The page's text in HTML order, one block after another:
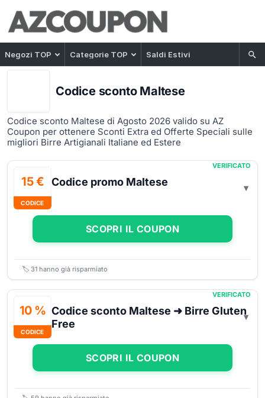
Negozi TOP Categorie TOP Saldi Estivi
Codice sconto Maltese
Codice sconto Maltese di Agosto 2026 valido su AZ
Coupon per ottenere Sconti Extra ed Offerte Speciali sulle
migliori Birre Artigianali Italiane ed Estere
15 €
CODICE
VERIFICATO
Codice promo Maltese
SCOPRI IL COUPON
🏷️ 31 hanno già risparmiato
10 %
CODICE
VERIFICATO
Codice sconto Maltese ➜ Birre Gluten
Free
SCOPRI IL COUPON